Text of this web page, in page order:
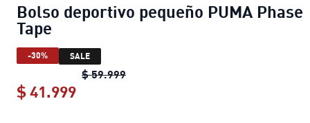
Bolso deportivo pequeño PUMA Phase
Tape
-30% SALE
$ 59.999Bolso deportivo pequeño PUMA
$ 41.999